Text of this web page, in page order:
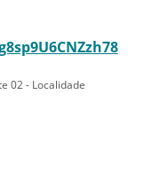
02 - Localidade